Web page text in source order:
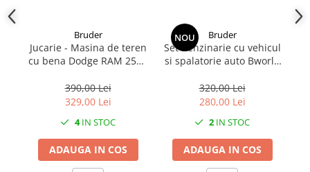
1.7.2. Placute de frana
1.7.3. Simeringuri sistem franare
1.8. Transmisie
1.8.1. Prize de putere
Bruder
Jucarie - Masina de teren
cu bena Dodge RAM 2500
390,00 Lei
329,00 Lei
4IN STOC
ADAUGA IN COS
NOU Bruder
Set Benzinarie cu vehicul
si spalatorie auto Bworld
320,00 Lei
280,00 Lei
2 IN STOC
ADAUGA IN COS